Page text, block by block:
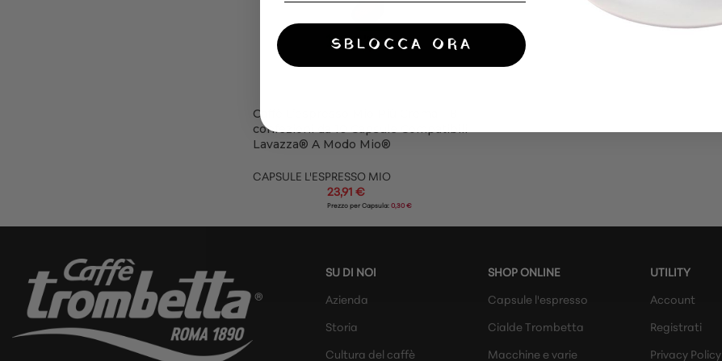
Caffè L’espresso Mio Più Crema – 8
confezioni da 10 Capsule Compatibili
Lavazza® A Modo Mio®
CAPSULE L'ESPRESSO MIO
23,91€
Prezzo per Capsula:0,30 €
SU DI NOI
Azienda
Storia
Cultura del caffè
SHOP ONLINE
Capsule l'espresso
Cialde Trombetta
Macchine e varie
UTILITY
Account
Registrati
Privacy Policy
SBLOCCA ORA